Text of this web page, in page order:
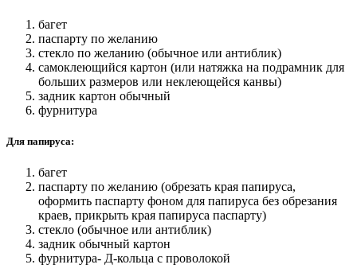
багет
паспарту по желанию
стекло по желанию (обычное или антиблик)
самоклеющийся картон (или натяжка на подрамник для
больших размеров или неклеющейся канвы)
задник картон обычный
фурнитура
Для папируса:
багет
паспарту по желанию (обрезать края папируса,
оформить паспарту фоном для папируса без обрезания
краев, прикрыть края папируса паспарту)
стекло (обычное или антиблик)
задник обычный картон
фурнитура- Д-кольца с проволокой